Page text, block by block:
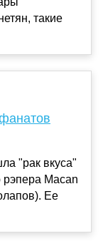
такие
"рак вкуса"
рэпера Macan
Ее